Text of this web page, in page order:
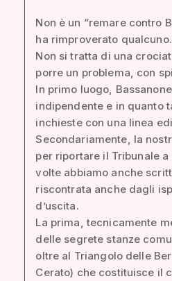
Non è un “remare contro
ha rimproverato qualcuno.
Non si tratta di una
porre un problema, con
In primo luogo,
indipendente e in quanto
inchieste con una linea
Secondariamente, la
per riportare il Tribunale
volte abbiamo anche
riscontrata anche dagli
d’uscita.
La prima, tecnicamente
delle segrete stanze
oltre al Triangolo delle
Cerato) che costituisce il